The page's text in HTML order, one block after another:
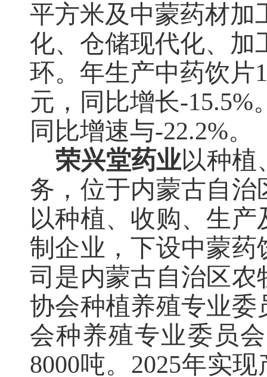
平方米及中蒙药材加
化、仓储现代化、加
环。 年生产中药饮片
元，同比增长-15.5%
同比增速与-22.2%。
荣兴堂药业以种植
务，位于内蒙古自
以种植、收购、生
制企业，下设中蒙
司是内蒙古自治区
协会种植养殖专业
会种养殖专业委员
8000吨。 2025年实